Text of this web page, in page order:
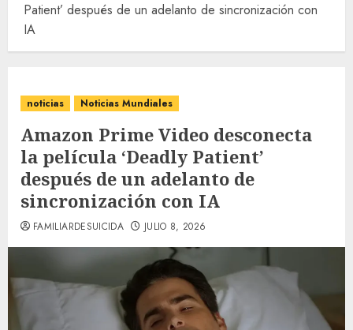
Patient’ después de un adelanto de sincronización con
IA
noticias Noticias Mundiales
Amazon Prime Video desconecta
la película ‘Deadly Patient’
después de un adelanto de
sincronización con IA
FAMILIARDESUICIDA JULIO 8, 2026